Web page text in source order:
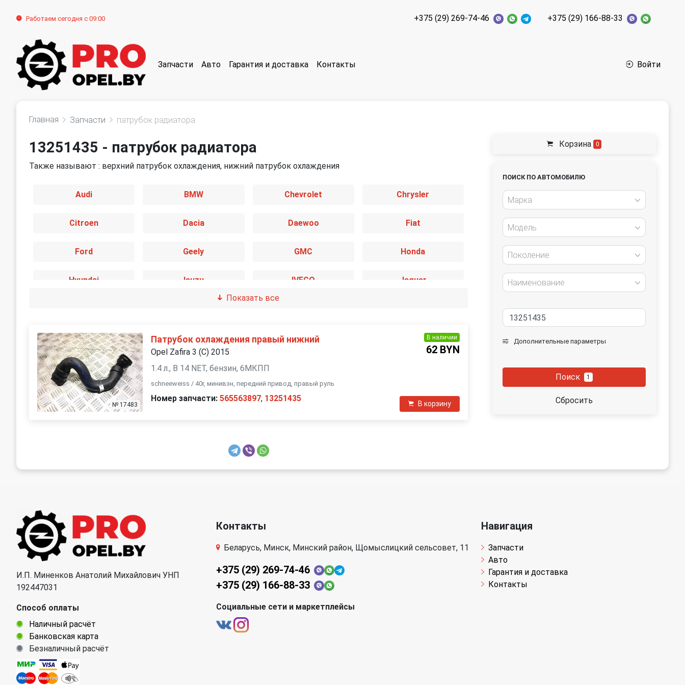
Работаем сегодня с 09:00 +375 (29) 269-74-46 +375 (29) 166-88-33
Запчасти Авто Гарантия и доставка Контакты Войти
Главная Запчасти патрубок радиатора
13251435 - патрубок радиатора
Также называют : верхний патрубок охлаждения, нижний патрубок охлаждения
Audi BMW Chevrolet Chrysler
Citroen Dacia Daewoo Fiat
Ford Geely GMC Honda
Hyundai Isuzu IVECO Jaguar
Mini Mitsubishi Nissan
Peugeot Renault
Skoda Suzuki Toyota Volkswagen
Показать все
№ 17483
Патрубок охлаждения правый нижний
Opel Zafira 3 (C) 2015
1.4 л., B 14 NET, бензин, 6МКПП
schneeweiss / 40r, минивэн, передний привод, правый руль
Номер запчасти: 565563897, 13251435
В наличии
62 BYN
В корзину
Корзина 0
ПОИСК ПО АВТОМОБИЛЮ
Марка
Модель
Поколение
Наименование
Дополнительные параметры
Поиск 1
Сбросить
И.П. Миненков Анатолий Михайлович УНП
192447031
Способ оплаты
Наличный расчёт
Банковская карта
Безналичный расчёт
Контакты
Беларусь, Минск, Минский район, Щомыслицкий сельсовет, 11
+375 (29) 269-74-46
+375 (29) 166-88-33
Социальные сети и маркетплейсы
Навигация
Запчасти
Авто
Гарантия и доставка
Контакты